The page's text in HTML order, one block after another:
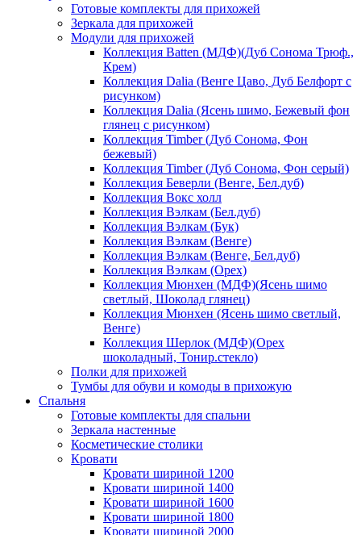
Готовые комплекты для прихожей
Зеркала для прихожей
Модули для прихожей
Коллекция Batten (МДФ)(Дуб Сонома Трюф.,
Крем)
Коллекция Dalia (Венге Цаво, Дуб Белфорт с
рисунком)
Коллекция Dalia (Ясень шимо, Бежевый фон
глянец с рисунком)
Коллекция Timber (Дуб Сонома, Фон
бежевый)
Коллекция Timber (Дуб Сонома, Фон серый)
Коллекция Беверли (Венге, Бел.дуб)
Коллекция Вокс холл
Коллекция Вэлкам (Бел.дуб)
Коллекция Вэлкам (Бук)
Коллекция Вэлкам (Венге)
Коллекция Вэлкам (Венге, Бел.дуб)
Коллекция Вэлкам (Орех)
Коллекция Мюнхен (МДФ)(Ясень шимо
светлый, Шоколад глянец)
Коллекция Мюнхен (Ясень шимо светлый,
Венге)
Коллекция Шерлок (МДФ)(Орех
шоколадный, Тонир.стекло)
Полки для прихожей
Тумбы для обуви и комоды в прихожую
Спальня
Готовые комплекты для спальни
Зеркала настенные
Косметические столики
Кровати
Кровати шириной 1200
Кровати шириной 1400
Кровати шириной 1600
Кровати шириной 1800
Кровати шириной 2000